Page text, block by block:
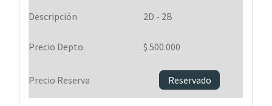
2D - 2B
$ 500.000
Reservado